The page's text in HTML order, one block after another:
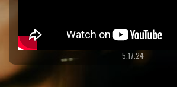
5.17.24